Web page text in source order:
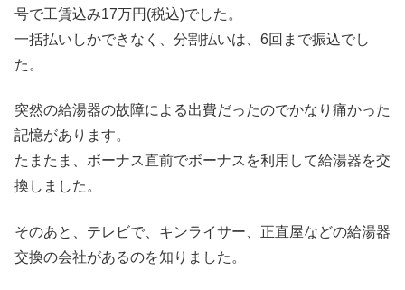
号で工賃込み17万円(税込)でした。
一括払いしかできなく、分割払いは、6回まで振込でし
た。
突然の給湯器の故障による出費だったのでかなり痛かった
記憶があります。
たまたま、ボーナス直前でボーナスを利用して給湯器を交
換しました。
そのあと、テレビで、キンライサー、正直屋などの給湯器
交換の会社があるのを知りました。